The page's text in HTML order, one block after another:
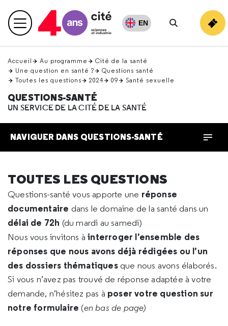
en
haut Menu principal EN
Rechercher
Accueil Au programme
Cité de la santé
Une question en santé ?
Questions santé
Toutes les questions
2024 09 Santé sexuelle
QUESTIONS-SANTÉ
UN SERVICE DE LA CITÉ DE LA SANTÉ
NAVIGUER DANS QUESTIONS-SANTÉ
TOUTES LES QUESTIONS
Questions-santé vous apporte une réponse
documentaire dans le domaine de la santé dans un
délai de 72h (du mardi au samedi)
Nous vous invitons àinterroger l’ensemble des
réponses que nous avons déjà rédigées ou l’un
des dossiers thématiques que nous avons élaborés.
Si vous n’avez pas trouvé de réponse adaptée à votre
demande, n’hésitez pas à poser votre question sur
notre formulaire (en bas de page)